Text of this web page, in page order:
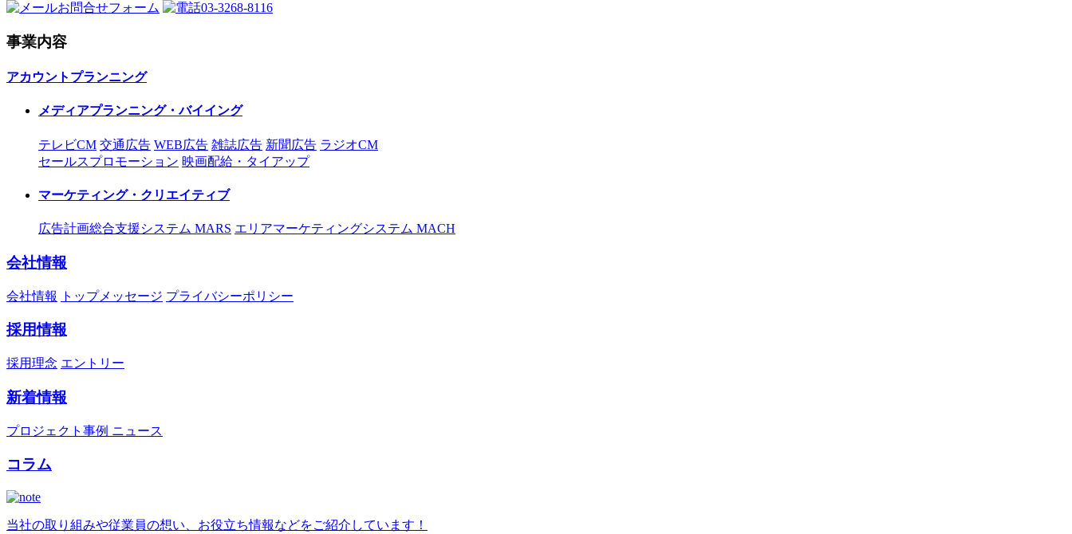
お問合せフォーム 03-3268-8116
事業内容
アカウントプランニング
メディアプランニング・バイイング
テレビCM 交通広告 WEB広告 雑誌広告 新聞広告 ラジオCM
セールスプロモーション 映画配給・タイアップ
マーケティング・クリエイティブ
広告計画総合支援システム MARS エリアマーケティングシステム MACH
会社情報
会社情報 トップメッセージ プライバシーポリシー
採用情報
採用理念 エントリー
新着情報
プロジェクト事例 ニュース
コラム
当社の取り組みや従業員の想い、お役立ち情報などをご紹介しています！